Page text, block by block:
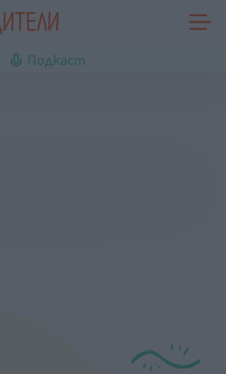
Подкаст